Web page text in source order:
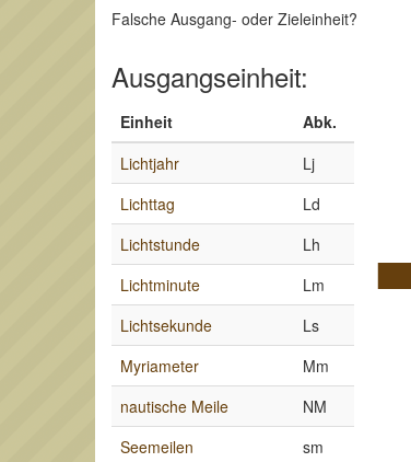
Falsche Ausgang- oder Zieleinheit?
Ausgangseinheit:
Einheit
Abk.
Lichtjahr
Lj
Lichttag
Ld
Lichtstunde
Lh
Lichtminute
Lm
Lichtsekunde
Ls
Myriameter
Mm
nautische Meile
NM
Seemeilen
sm